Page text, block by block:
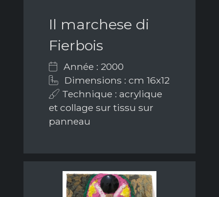
Il marchese di
Fierbois
Année : 2000
Dimensions : cm 16x12
Technique : acrylique
et collage sur tissu sur
panneau